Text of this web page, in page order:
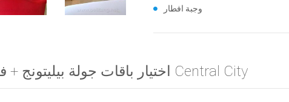
وجبة افطار
اختيار باقات جولة بيليتونج + فندق Central City